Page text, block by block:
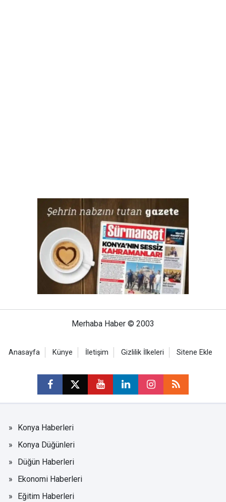
Merhaba Haber © 2003
Anasayfa Künye İletişim Gizlilik İlkeleri Sitene Ekle
Konya Haberleri
Konya Düğünleri
Düğün Haberleri
Ekonomi Haberleri
Eğitim Haberleri